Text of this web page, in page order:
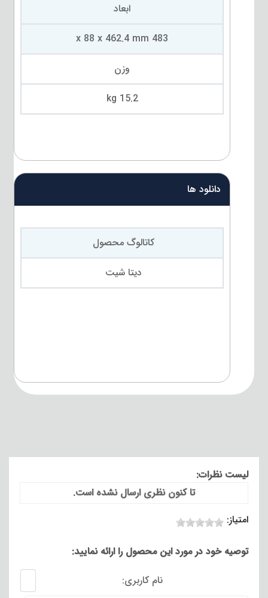
ابعاد
483 x 88 x 462.4 mm
وزن
15.2 kg
دانلود ها
کاتالوگ محصول
دیتا شیت
لیست نظرات:
تا کنون نظری ارسال نشده است.
امتیاز:
توصیه خود در مورد این محصول را ارائه نمایید:
نام کاربری: